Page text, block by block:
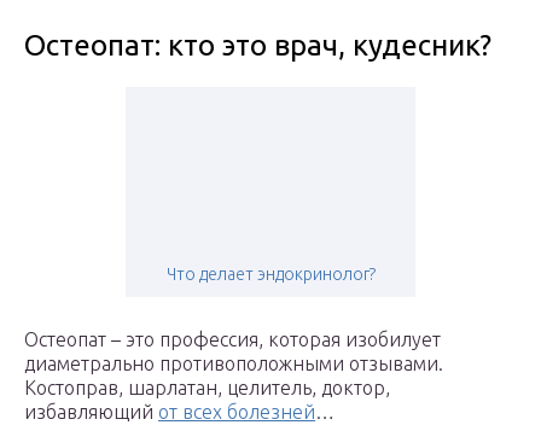
Остеопат: кто это врач, кудесник?
Что делает эндокринолог?
Остеопат – это профессия, которая изобилует
диаметрально противоположными отзывами.
Костоправ, шарлатан, целитель, доктор,
избавляющий от всех болезней…